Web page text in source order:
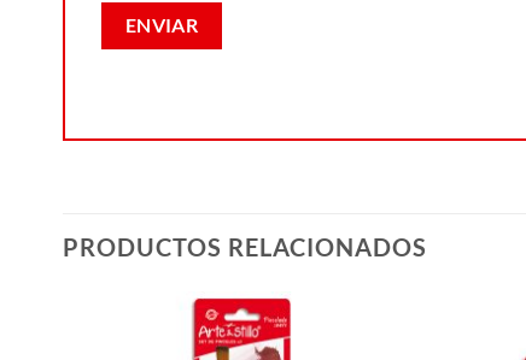
PRODUCTOS RELACIONADOS